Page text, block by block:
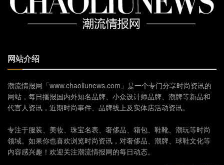
网站介绍
潮流情报网「www.chaoliunews.com」是一个专门分享时尚资讯的
网站，每日播报国内外知名品牌、小众设计师品牌、潮牌等新品和
代言人资讯，近期时尚事件、品牌线上及实体店活动资讯。
专注于服装、美妆、珠宝名表、奢侈品、箱包、鞋靴、潮玩等时尚
领域。如果你也喜欢浏览时尚资讯，对奢侈品、潮牌、球鞋文化等
内容感兴趣！欢迎关注潮流情报网的每日动态。